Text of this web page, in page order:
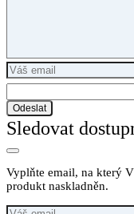
Odeslat
Sledovat
Vyplňte email, na který
produkt naskladněn.